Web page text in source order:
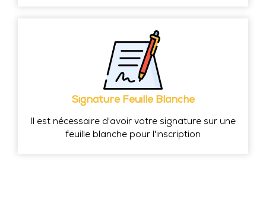
Signature Feuille Blanche
Il est nécessaire d'avoir votre signature sur une
feuille blanche pour l'inscription